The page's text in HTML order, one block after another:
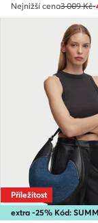
Nejnižší cena3 009 Kč-
extra -25% Kód:
Příležitost